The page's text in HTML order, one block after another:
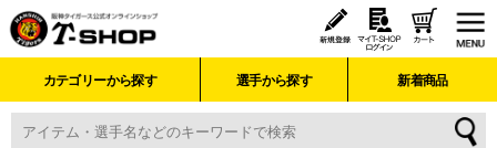
カテゴリーから探す 選手から探す 新着商品